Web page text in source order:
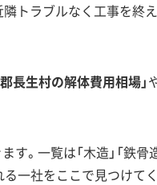
トラブルなく工事を終
郡長生村の解体費用相場」
す。一覧は「木造」「鉄
一社をここで見つけてく